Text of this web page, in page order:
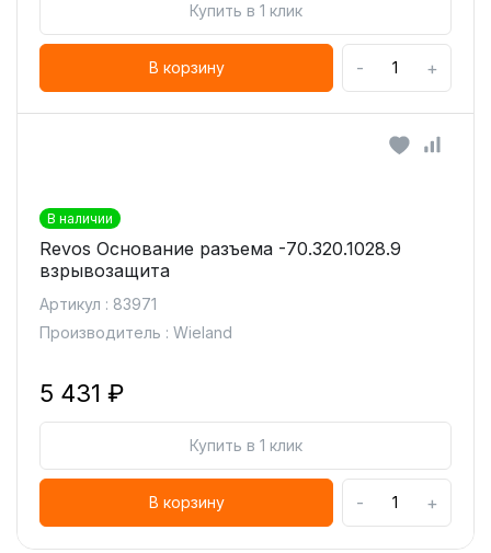
Купить в 1 клик
В корзину - +
В наличии
Revos Основание разъема -70.320.1028.9
взрывозащита
Артикул : 83971
Производитель : Wieland
5 431 ₽
Купить в 1 клик
В корзину - +